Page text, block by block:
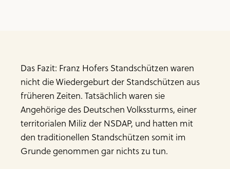
Das Fazit: Franz Hofers Standschützen waren
nicht die Wiedergeburt der Standschützen aus
früheren Zeiten. Tatsächlich waren sie
Angehörige des Deutschen Volkssturms, einer
territorialen Miliz der NSDAP, und hatten mit
den traditionellen Standschützen somit im
Grunde genommen gar nichts zu tun.